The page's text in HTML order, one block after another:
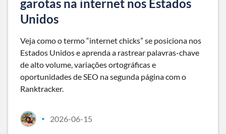
garotas na internet nos Estados
Unidos
Veja como o termo “internet chicks” se posiciona nos
Estados Unidos e aprenda a rastrear palavras-chave
de alto volume, variações ortográficas e
oportunidades de SEO na segunda página com o
Ranktracker.
• 2026-06-15